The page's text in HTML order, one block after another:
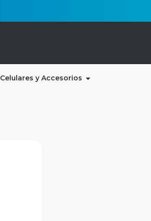
Celulares y Accesorios